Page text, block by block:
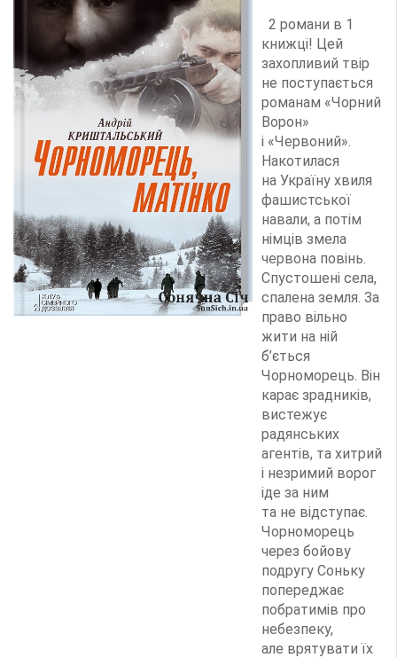
2 романи в 1
книжці! Цей
захопливий твір
не поступається
романам «Чорний
Ворон»
і «Червоний».
Накотилася
на Україну хвиля
фашистської
навали, а потім
німців змела
червона повінь.
Спустошені села,
спалена земля. За
право вільно
жити на ній
б’ється
Чорноморець. Він
карає зрадників,
вистежує
радянських
агентів, та хитрий
і незримий ворог
іде за ним
та не відступає.
Чорноморець
через бойову
подругу Соньку
попереджає
побратимів про
небезпеку,
але врятувати їх